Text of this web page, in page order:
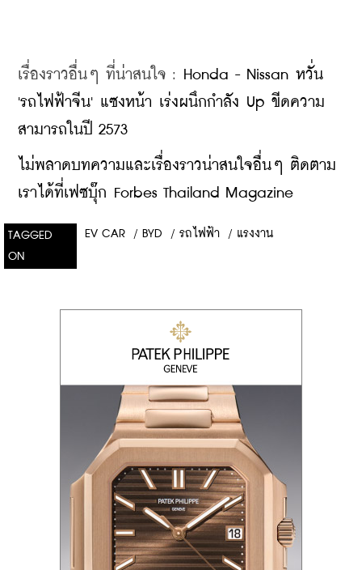
เรื่องราวอื่นๆ ที่น่าสนใจ :
Honda - Nissan หวั่น
'รถไฟฟ้าจีน' แซงหน้า เร่งผนึกกำลัง Up ขีดความ
สามารถในปี 2573
ไม่พลาดบทความและเรื่องราวน่าสนใจอื่นๆ ติดตาม
เราได้ที่เฟซบุ๊ก Forbes Thailand Magazine
TAGGED
ON
EV CAR / BYD / รถไฟฟ้า / แรงงาน